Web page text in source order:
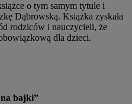
o tym samym tytule i
Dąbrowską. Książka zyskała
rodziców i nauczycieli, że
dla dzieci.
bajki”